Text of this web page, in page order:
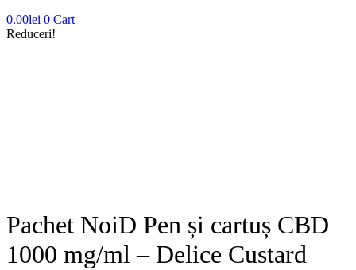
0.00lei 0 Cart
Reduceri!
Pachet NoiD Pen și cartuș CBD
1000 mg/ml – Delice Custard